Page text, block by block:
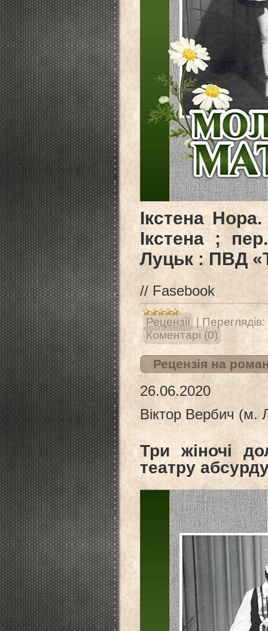
Ікстена
Ікстена ;
Луцьк : ПВД
// Fasebook
Рецензії
Переглядів:
Коментарі (0)
Рецензія на
26.06.2020
Віктор Вербич (м.
Три жіночі
театру